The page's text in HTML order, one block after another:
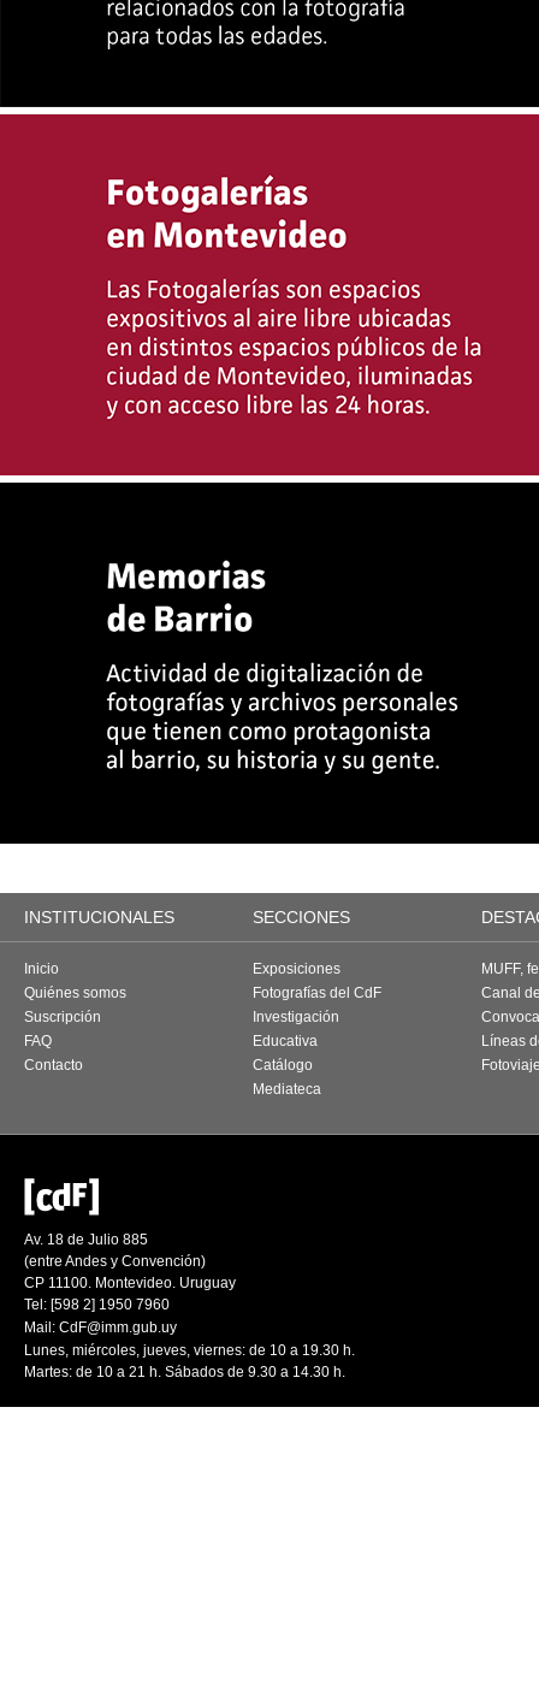
INSTITUCIONALES SECCIONES
Inicio
Quiénes somos
Suscripción
FAQ
Contacto
Exposiciones
Fotografías del CdF
Investigación
Educativa
Catálogo
Mediateca
MUFF,
Canal
Líneas
Av. 18 de Julio 885
(entre Andes y Convención)
CP 11100. Montevideo. Uruguay
Tel: [598 2] 1950 7960
Mail: CdF@imm.gub.uy
Lunes, miércoles, jueves, viernes: de 10 a 19.30 h.
Martes: de 10 a 21 h. Sábados de 9.30 a 14.30 h.